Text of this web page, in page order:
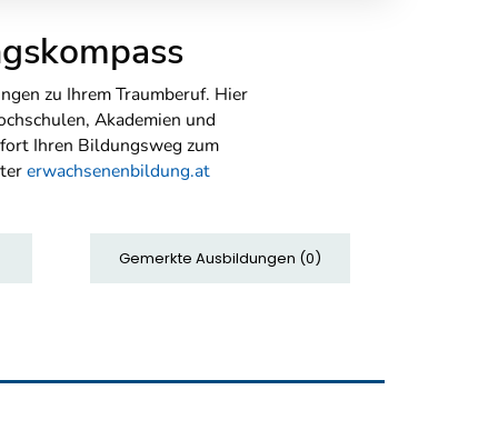
zu Ihrem Traumberuf. Hier
Akademien und
Ihren Bildungsweg zum
erwachsenenbildung.at
Gemerkte Ausbildungen (0)